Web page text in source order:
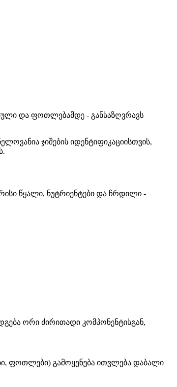
და ფოთლებამდე - განსაზღვრავს
ჯიშების იდენტიფიკაციისთვის,
წყალი, ნუტრიენტები და ჩრდილი -
ორი ძირითადი კომპონენტისგან,
ფოთლები) გამოყენება ითვლება დაბალი